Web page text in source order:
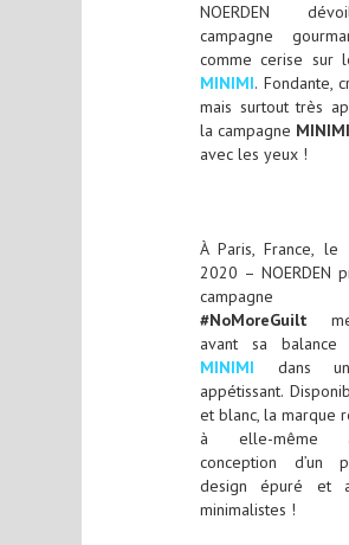
NOERDEN
campagne
comme cerise sur
MINIMI. Fondante,
mais surtout très
la campagne MINIMI
avec les yeux !
À Paris, France,
2020 – NOERDEN
campagne
#NoMoreGuilt
avant sa balance
MINIMI
dans
appétissant.
et blanc, la marque
à elle-même
conception d’un
design épuré et
minimalistes !